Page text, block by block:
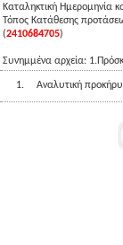
Καταληκτική Ημερομηνία
Τόπος Κατάθεσης
(2410684705)
Συνημμένα αρχεία:
1. Αναλυτική